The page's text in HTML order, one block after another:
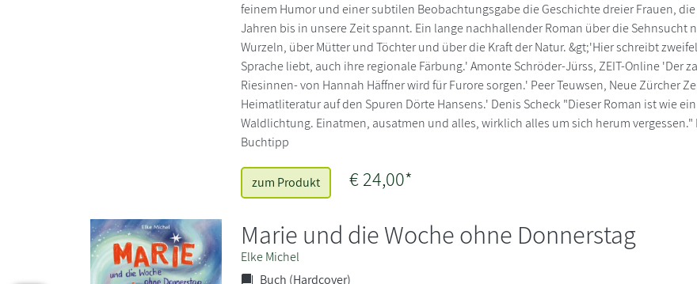
feinem Humor und einer subtilen Beobachtungsgabe die Geschichte dreier Frauen,
Jahren bis in unsere Zeit spannt. Ein lange nachhallender Roman über die Sehnsucht
Wurzeln, über Mütter und Töchter und über die Kraft der Natur. &gt;'Hier schreibt
Sprache liebt, auch ihre regionale Färbung.' Amonte Schröder-Jürss, ZEIT-Online 'Der
Riesinnen- von Hannah Häffner wird für Furore sorgen.' Peer Teuwsen, Neue Zürcher
Heimatliteratur auf den Spuren Dörte Hansens.' Denis Scheck "Dieser Roman ist wie
Waldlichtung. Einatmen, ausatmen und alles, wirklich alles um sich herum vergessen."
Buchtipp
zum Produkt € 24,00*
Marie und die Woche ohne Donnerstag
Elke Michel
Buch (Hardcover)